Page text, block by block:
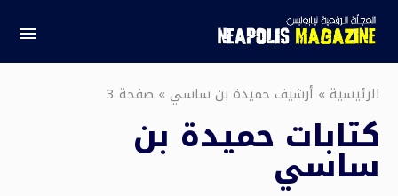
الرئيسية» أرشيف حميدة بن ساسي» صفحة 3
كتابات حميدة بن
ساسي